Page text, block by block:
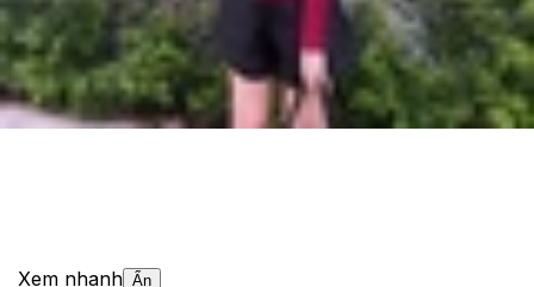
Xem nhanh Ẩn